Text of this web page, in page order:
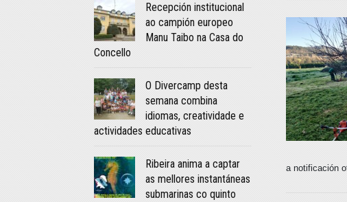
a notificación
Recepción institucional
ao campión europeo
Manu Taibo na Casa do
Concello
O Divercamp desta
semana combina
idiomas, creatividade e
actividades educativas
Ribeira anima a captar
as mellores instantáneas
submarinas co quinto